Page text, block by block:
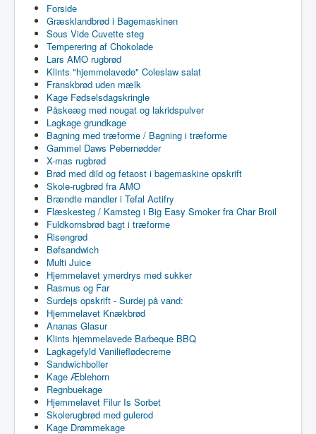
Forside
Græsklandbrød i Bagemaskinen
Sous Vide Cuvette steg
Temperering af Chokolade
Lars AMO rugbrød
Klints "hjemmelavede" Coleslaw salat
Franskbrød uden mælk
Kage Fødselsdagskringle
Påskeæg med nougat og lakridspulver
Lagkage grundkage
Bagning med træforme / Bagning i træforme
Gammel Daws Pebernødder
X-mas rugbrød
Brød med dild og fetaost i bagemaskine opskrift
Skole-rugbrød fra AMO
Brændte mandler i Tefal Actifry
Flæskesteg / Kamsteg i Big Easy Smoker fra Char Broil
Fuldkornsbrød bagt i træforme
Risengrød
Bøfsandwich
Multi Juice
Hjemmelavet ymerdrys med sukker
Rasmus og Far
Surdejs opskrift - Surdej på vand:
Hjemmelavet Knækbrød
Ananas Glasur
Klints hjemmelavede Barbeque BBQ
Lagkagefyld Vanilieflødecreme
Sandwichboller
Kage Æblehorn
Regnbuekage
Hjemmelavet Filur Is Sorbet
Skolerugbrød med gulerod
Kage Drømmekage